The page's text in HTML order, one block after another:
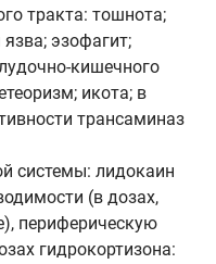
тракта: тошнота;
эзофагит;
кишечного
икота; в
трансаминаз
системы: лидокаин
(в дозах,
периферическую
гидрокортизона: